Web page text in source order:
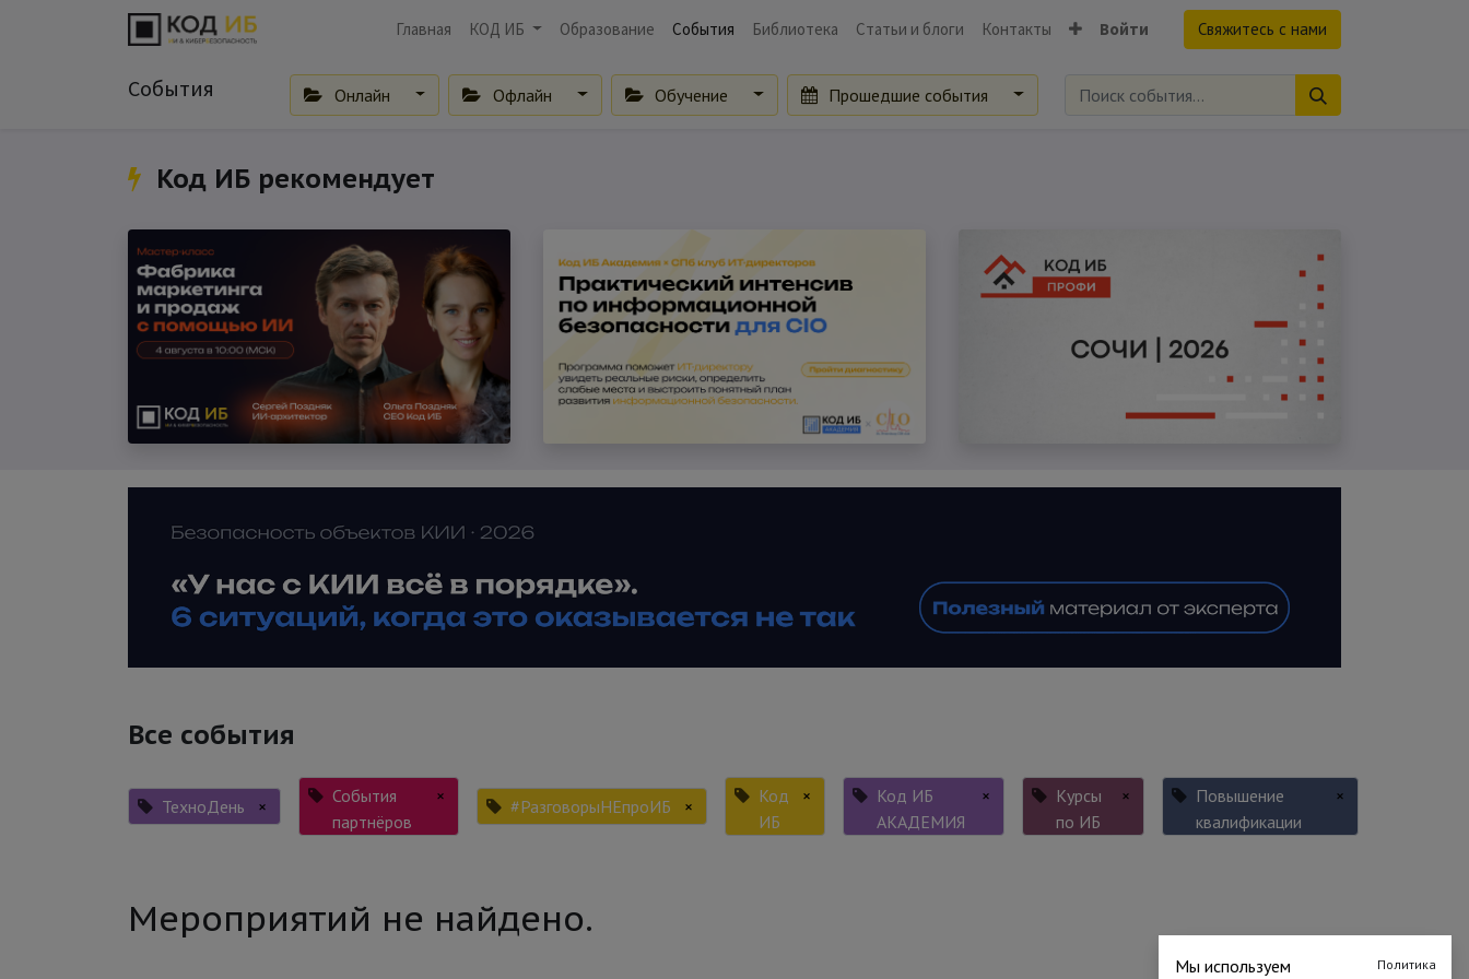
Главная КОД ИБ Образование События Библиотека Статьи и блоги Контакты Войти Свяжитесь с нами
События Онлайн Офлайн Обучение Прошедшие события
Код ИБ рекомендует
Все события
ТехноДень ×
События
партнёров
× #РазговорыНЕпроИБ ×
Код
ИБ
×
Код ИБ
АКАДЕМИЯ
×
Курсы
по ИБ
×
Повышение
квалификации
×
Мероприятий не найдено.
Мы используем
Политика